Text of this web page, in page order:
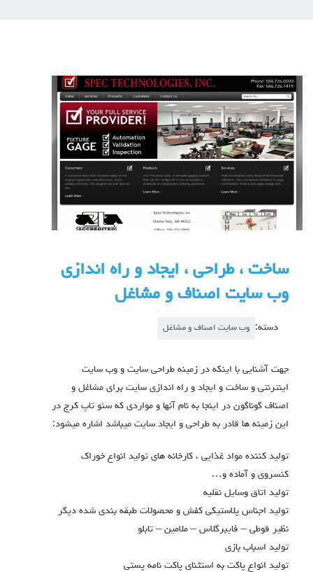
ساخت ، طراحی ، ایجاد و راه اندازی
وب سایت اصناف و مشاغل
دسته: وب سایت اصناف و مشاغل
جهت آشنایی با اینکه در زمینه طراحی سایت و وب سایت
اینترنتی و ساخت و ایجاد و راه اندازی سایت برای مشاغل و
اصناف گوناگون در اینجا به نام آنها و مواردی که سئو تاپ کرج در
این زمینه ها قادر به طراحی و ایجاد سایت میباشد اشاره میشود:
توليد کننده مواد غذایی ، کارخانه های تولید انواع خوراک
کنسروی و آماده و…
توليد اتاق وسايل نقليه
توليد اجناس پلاستيكي كفش و محصولات طبقه بندي شده ديگر
نظير قوطي – فايبرگلاس – ملامين – تابلو
توليد اسباب بازي
توليد انواع پاکت به استثناي پاکت نامه پستي